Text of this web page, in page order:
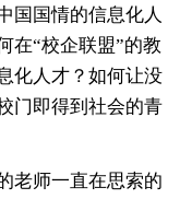
国国情的信息化人
在“校企联盟”的教
化人才？如何让没
门即得到社会的青
老师一直在思索的